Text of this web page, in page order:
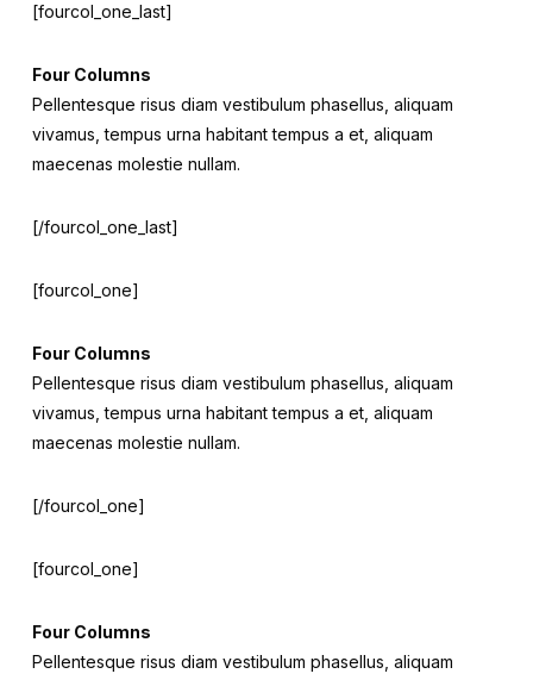
[fourcol_one_last]
Four Columns
Pellentesque risus diam vestibulum phasellus, aliquam
vivamus, tempus urna habitant tempus a et, aliquam
maecenas molestie nullam.
[/fourcol_one_last]
[fourcol_one]
Four Columns
Pellentesque risus diam vestibulum phasellus, aliquam
vivamus, tempus urna habitant tempus a et, aliquam
maecenas molestie nullam.
[/fourcol_one]
[fourcol_one]
Four Columns
Pellentesque risus diam vestibulum phasellus, aliquam